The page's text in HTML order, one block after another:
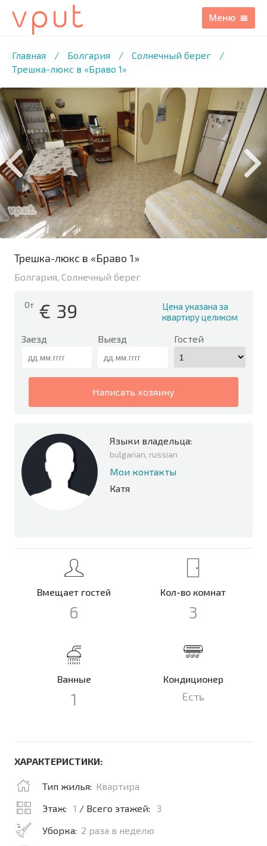
Главная / Болгария / Солнечный берег
/
Трешка-люкс в «Браво 1»
/37 ФОТО
Трешка-люкс в «Браво 1»
Болгария, Солнечный берег
От € 39
Цена указана за
квартиру целиком
Заезд Выезд Гостей
написать хозяину
Языки владельца:
bulgarian, russian
Мои контакты
Катя
Вмещает гостей
6
Кол-во комнат
3
Ванные
1
Кондиционер
Есть
ХАРАКТЕРИСТИКИ:
Тип жилья: Квартира
Этаж:
1 / Всего этажей:
3
Уборка: 2 раза в неделю